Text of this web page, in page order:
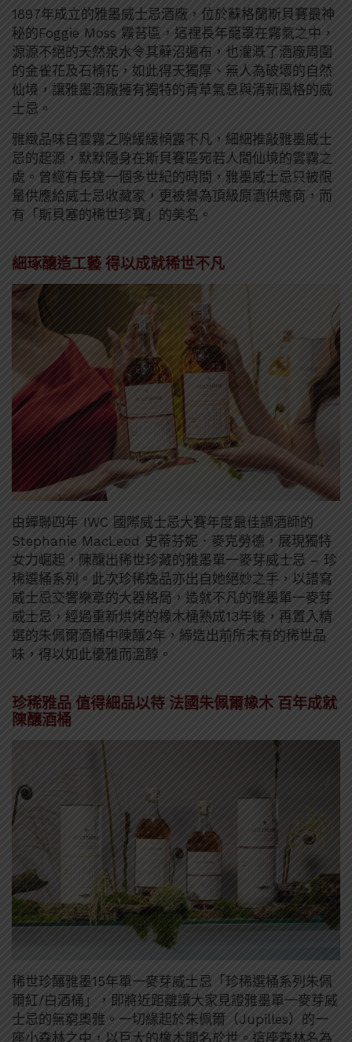
1897年成立的雅墨威士忌酒廠，位於蘇格蘭斯貝賽最神
秘的Foggie Moss 霧苔區，這裡長年籠罩在霧氣之中，
源源不絕的天然泉水令其蘚沼遍布，也灌溉了酒廠周圍
的金雀花及石楠花，如此得天獨厚、無人為破壞的自然
仙境，讓雅墨酒廠擁有獨特的青草氣息與清新風格的威
士忌。
雅緻品味自雲霧之隙緩緩傾露不凡，細細推敲雅墨威士
忌的起源，默默隱身在斯貝賽區宛若人間仙境的雲霧之
處。曾經有長達一個多世紀的時間，雅墨威士忌只被限
量供應給威士忌收藏家，更被譽為頂級原酒供應商，而
有「斯貝塞的稀世珍寶」的美名。
細琢釀造工藝 得以成就稀世不凡
由蟬聯四年 IWC 國際威士忌大賽年度最佳調酒師的
Stephanie MacLeod 史蒂芬妮．麥克勞德，展現獨特
女力崛起，陳釀出稀世珍藏的雅墨單一麥芽威士忌 – 珍
稀選桶系列。此次珍稀逸品亦出自她絕妙之手，以譜寫
威士忌交響樂章的大器格局，造就不凡的雅墨單一麥芽
威士忌，經過重新烘烤的橡木桶熟成13年後，再置入精
選的朱佩爾酒桶中陳釀2年，締造出前所未有的稀世品
味，得以如此優雅而溫醇。
珍稀雅品 值得細品以待 法國朱佩爾橡木 百年成就
陳釀酒桶
稀世珍釀雅墨15年單一麥芽威士忌「珍稀選桶系列朱佩
爾紅/白酒桶」，即將近距離讓大家見證雅墨單一麥芽威
士忌的無窮奧雅。一切緣起於朱佩爾（Jupilles）的一
座小森林之中，以巨大的橡木聞名於世。這座森林名為